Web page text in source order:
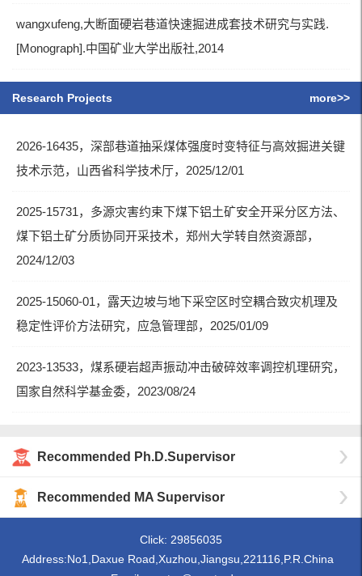
wangxufeng,大断面硬岩巷道快速掘进成套技术研究与实践.
[Monograph].中国矿业大学出版社,2014
Research Projects more>>
2026-16435，深部巷道抽采煤体强度时变特征与高效掘进关键
技术示范，山西省科学技术厅，2025/12/01
2025-15731，多源灾害约束下煤下铝土矿安全开采分区方法、
煤下铝土矿分质协同开采技术，郑州大学转自然资源部，
2024/12/03
2025-15060-01，露天边坡与地下采空区时空耦合致灾机理及
稳定性评价方法研究，应急管理部，2025/01/09
2023-13533，煤系硬岩超声振动冲击破碎效率调控机理研究，
国家自然科学基金委，2023/08/24
Recommended Ph.D.Supervisor
Recommended MA Supervisor
Click: 29856035
Address:No1,Daxue Road,Xuzhou,Jiangsu,221116,P.R.China